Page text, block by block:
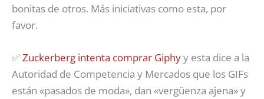
bonitas de otros. Más iniciativas como esta, por
favor.
✅Zuckerberg intenta comprar Giphyy esta dice a la
Autoridad de Competencia y Mercados que los GIFs
están «pasados de moda», dan «vergüenza ajena» y